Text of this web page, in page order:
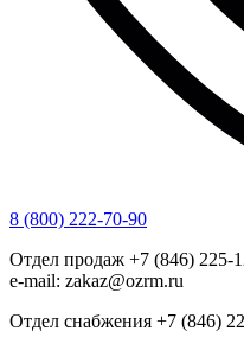
8 (800) 222-70-90
Отдел продаж +7 (846) 225-
e-mail: zakaz@ozrm.ru
Отдел снабжения +7 (846)